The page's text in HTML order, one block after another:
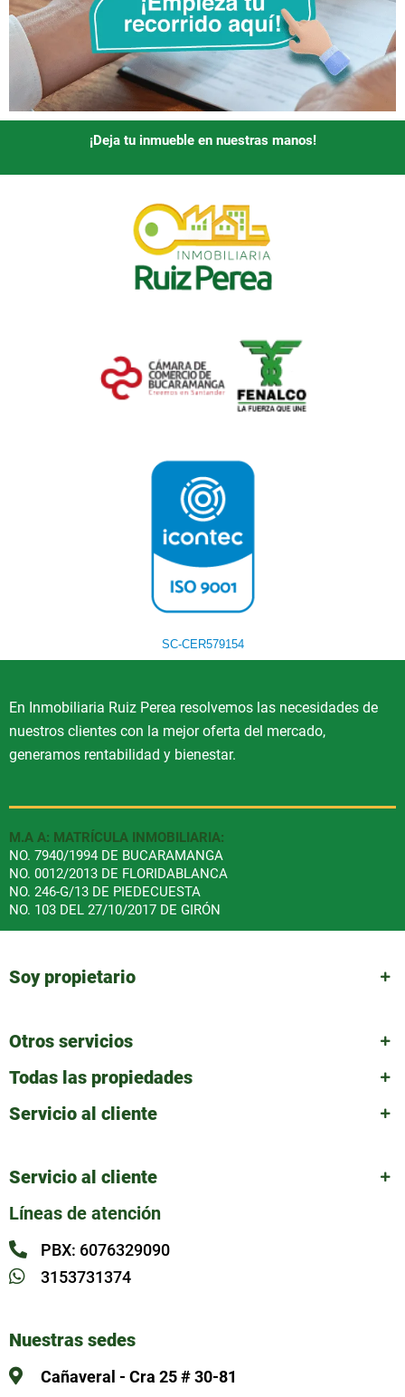
¡Deja tu inmueble en nuestras manos!
SC-CER579154
En Inmobiliaria Ruiz Perea resolvemos las necesidades de
nuestros clientes con la mejor oferta del mercado,
generamos rentabilidad y bienestar.
M.A A: MATRÍCULA INMOBILIARIA:
NO. 7940/1994 DE BUCARAMANGA
NO. 0012/2013 DE FLORIDABLANCA
NO. 246-G/13 DE PIEDECUESTA
NO. 103 DEL 27/10/2017 DE GIRÓN
Soy propietario
Otros servicios
Todas las propiedades
Servicio al cliente
Servicio al cliente
Líneas de atención
PBX: 6076329090
3153731374
Nuestras sedes
Cañaveral - Cra 25 # 30-81